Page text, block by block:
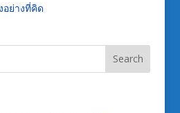
อย่างที่คิด